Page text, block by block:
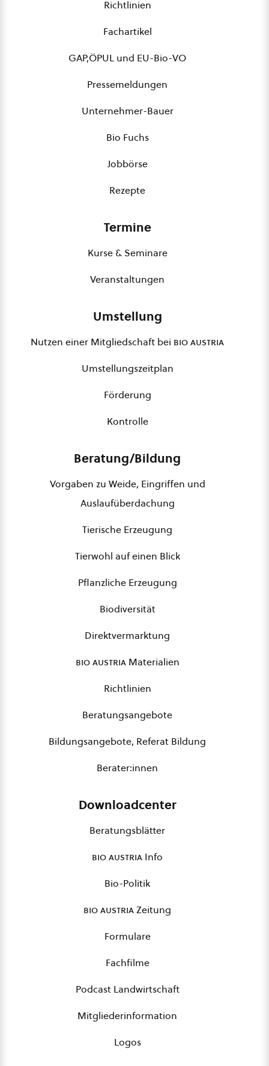
Richtlinien
Fachartikel
GAP,ÖPUL und EU-Bio-VO
Pressemeldungen
Unternehmer-Bauer
Bio Fuchs
Jobbörse
Rezepte
Termine
Kurse & Seminare
Veranstaltungen
Umstellung
Nutzen einer Mitgliedschaft bei bio austria
Umstellungszeitplan
Förderung
Kontrolle
Beratung/Bildung
Vorgaben zu Weide, Eingriffen und
Auslaufüberdachung
Tierische Erzeugung
Tierwohl auf einen Blick
Pflanzliche Erzeugung
Biodiversität
Direktvermarktung
bio austriaMaterialien
Richtlinien
Beratungsangebote
Bildungsangebote, Referat Bildung
Berater:innen
Downloadcenter
Beratungsblätter
bio austria Info
Bio-Politik
bio austriaZeitung
Formulare
Fachfilme
Podcast Landwirtschaft
Mitgliederinformation
Logos